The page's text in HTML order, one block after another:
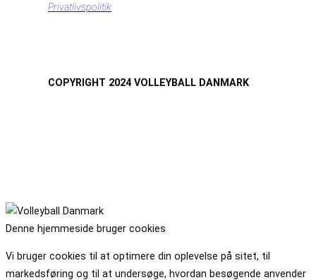
Privatlivspolitik
COPYRIGHT 2024 VOLLEYBALL DANMARK
Denne hjemmeside bruger cookies
Vi bruger cookies til at optimere din oplevelse på sitet, til
markedsføring og til at undersøge, hvordan besøgende anvender